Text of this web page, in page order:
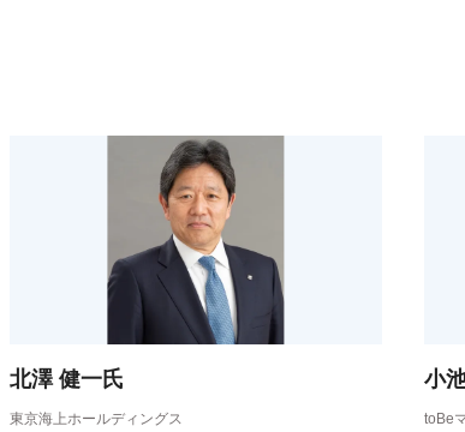
北澤 健一氏
東京海上ホールディングス
小
toBe